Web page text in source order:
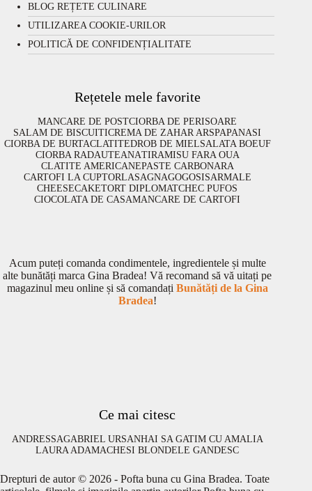
BLOG REȚETE CULINARE
UTILIZAREA COOKIE-URILOR
POLITICĂ DE CONFIDENȚIALITATE
Rețetele mele favorite
MANCARE DE POSTCIORBA DE PERISOARE
SALAM DE BISCUITICREMA DE ZAHAR ARSPAPANASI
CIORBA DE BURTACLATITEDROB DE MIELSALATA BOEUF
CIORBA RADAUTEANATIRAMISU FARA OUA
CLATITE AMERICANEPASTE CARBONARA
CARTOFI LA CUPTORLASAGNAGOGOSISARMALE
CHEESECAKETORT DIPLOMATCHEC PUFOS
CIOCOLATA DE CASAMANCARE DE CARTOFI
Acum puteți comanda condimentele, ingredientele și multe
alte bunătăți marca Gina Bradea! Vă recomand să vă uitați pe
magazinul meu online și să comandați Bunătăți de la Gina
Bradea!
Ce mai citesc
ANDRESSAGABRIEL URSANHAI SA GATIM CU AMALIA
LAURA ADAMACHESI BLONDELE GANDESC
Drepturi de autor © 2026 - Pofta buna cu Gina Bradea. Toate